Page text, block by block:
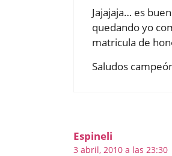
Jajajaja… es
quedando yo
matricula de
Saludos
Espineli
3 abril, 2010 a las 23:30